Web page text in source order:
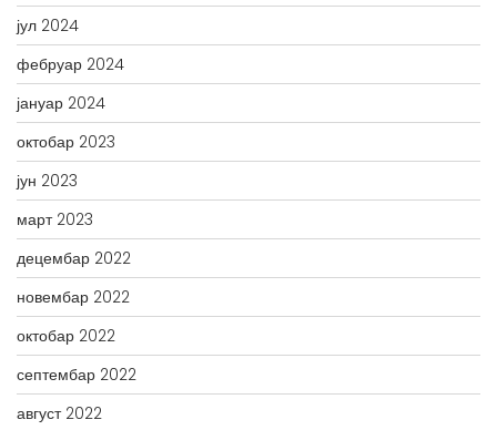
јул 2024
фебруар 2024
јануар 2024
октобар 2023
јун 2023
март 2023
децембар 2022
новембар 2022
октобар 2022
септембар 2022
август 2022